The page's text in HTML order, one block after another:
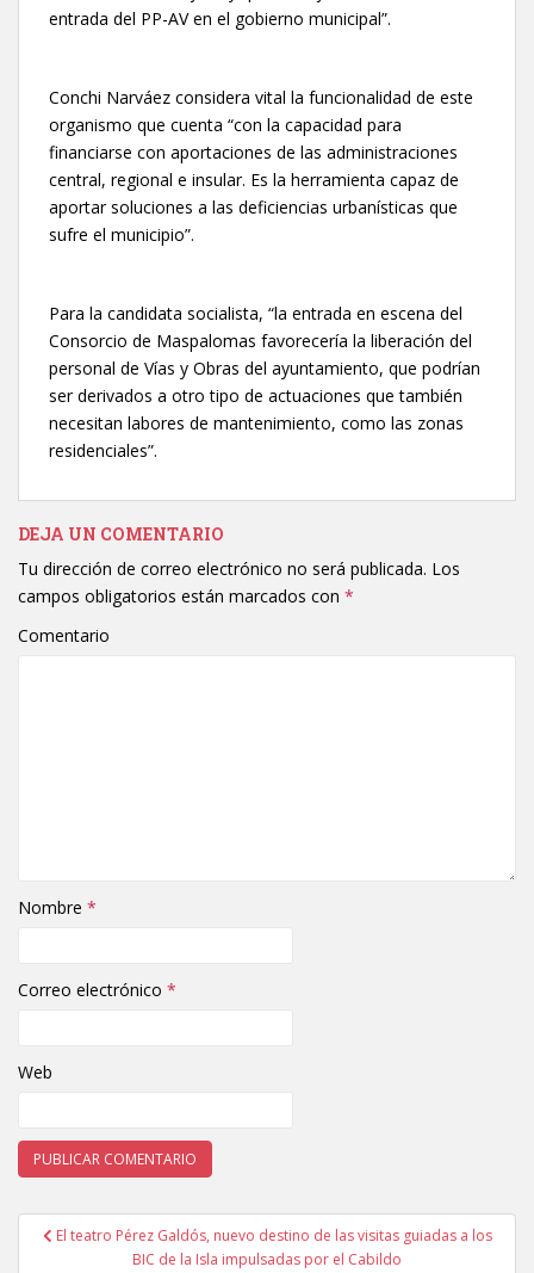
entrada del PP-AV en el gobierno municipal”.
Conchi Narváez considera vital la funcionalidad de este
organismo que cuenta “con la capacidad para
financiarse con aportaciones de las administraciones
central, regional e insular. Es la herramienta capaz de
aportar soluciones a las deficiencias urbanísticas que
sufre el municipio”.
Para la candidata socialista, “la entrada en escena del
Consorcio de Maspalomas favorecería la liberación del
personal de Vías y Obras del ayuntamiento, que podrían
ser derivados a otro tipo de actuaciones que también
necesitan labores de mantenimiento, como las zonas
residenciales”.
DEJA UN COMENTARIO
Tu dirección de correo electrónico no será publicada. Los
campos obligatorios están marcados con *
Comentario
Nombre *
Correo electrónico *
Web
Navegación de entradas
El teatro Pérez Galdós, nuevo destino de las visitas guiadas a los
BIC de la Isla impulsadas por el Cabildo